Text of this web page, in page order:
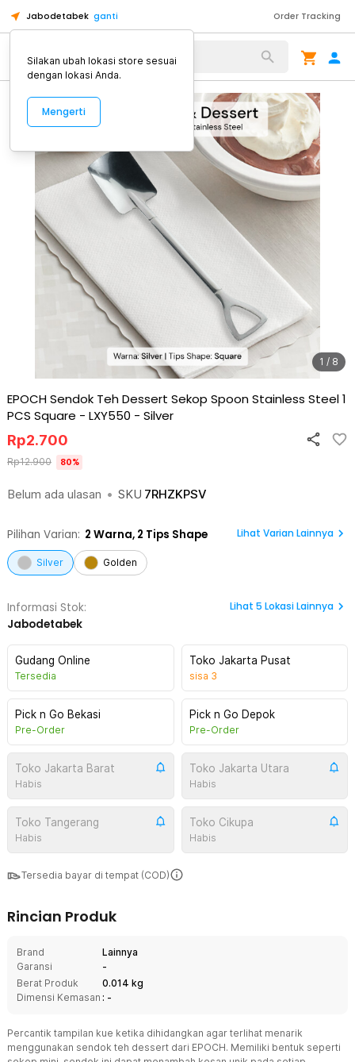
Jabodetabek ganti Order Tracking
Alat Kopi
1 / 8
EPOCH Sendok Teh Dessert Sekop Spoon Stainless Steel 1
PCS Square - LXY550 - Silver
Belum ada ulasan • SKU 7RHZKPSV
Rp2.700
Rp12.900 80%
Pilihan Varian: 2 Warna, 2 Tips Shape Lihat Varian Lainnya
Silver Golden
Informasi Stok:
Jabodetabek
Lihat 5 Lokasi Lainnya
Gudang Online
Tersedia
Toko Jakarta Pusat
sisa 3
Pick n Go Bekasi
Pre-Order
Pick n Go Depok
Pre-Order
Toko Jakarta Barat
Habis
Toko Jakarta Utara
Habis
Toko Tangerang
Habis
Toko Cikupa
Habis
Tersedia bayar di tempat (COD)
Rincian Produk
Brand
Lainnya
Garansi
-
Berat Produk
0.014 kg
Dimensi Kemasan : -
Percantik tampilan kue ketika dihidangkan agar terlihat menarik
menggunakan sendok teh dessert dari EPOCH. Memiliki bentuk seperti
Silakan ubah lokasi store sesuai
dengan lokasi Anda.
Mengerti